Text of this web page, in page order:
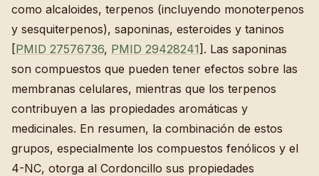
como alcaloides, terpenos (incluyendo monoterpenos
y sesquiterpenos), saponinas, esteroides y taninos
[PMID 27576736, PMID 29428241]. Las saponinas
son compuestos que pueden tener efectos sobre las
membranas celulares, mientras que los terpenos
contribuyen a las propiedades aromáticas y
medicinales. En resumen, la combinación de estos
grupos, especialmente los compuestos fenólicos y el
4-NC, otorga al Cordoncillo sus propiedades